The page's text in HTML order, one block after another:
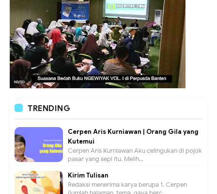
TRENDING
Cerpen Aris Kurniawan | Orang Gila yang
Kutemui
Cerpen Aris Kurniawan Aku celingukan di pojok
pasar yang sepi itu. Melih...
Kirim Tulisan
Redaksi menerima karya berupa 1. Cerpen